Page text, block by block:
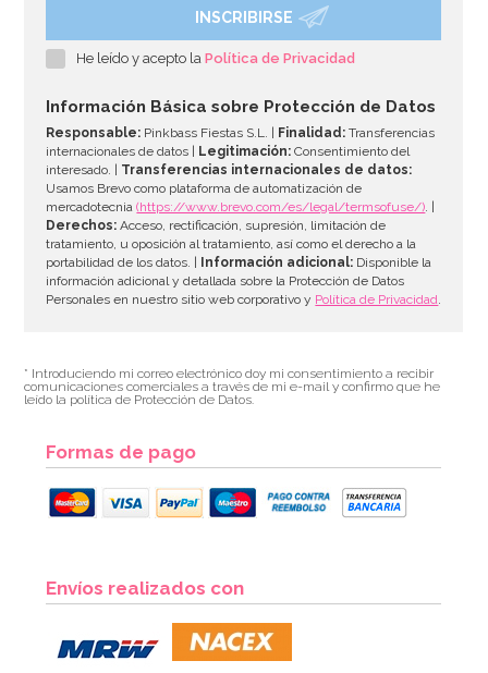
INSCRIBIRSE
He leído y acepto laPolítica de Privacidad
Información Básica sobre Protección de Datos
Responsable: Pinkbass Fiestas S.L. | Finalidad: Transferencias
internacionales de datos |
Legitimación: Consentimiento del
interesado. | Transferencias internacionales de datos:
Usamos Brevo como plataforma de automatización de
mercadotecnia(https://www.brevo.com/es/legal/termsofuse/). |
Derechos: Acceso, rectificación, supresión, limitación de
tratamiento, u oposición al tratamiento, así como el derecho a la
portabilidad de los datos. |
Información adicional: Disponible la
información adicional y detallada sobre la Protección de Datos
Personales en nuestro sitio web corporativo y Política de Privacidad.
* Introduciendo mi correo electrónico doy mi consentimiento a recibir
comunicaciones comerciales a través de mi e-mail y confirmo que he
leído la política de Protección de Datos.
Formas de pago
Envíos realizados con